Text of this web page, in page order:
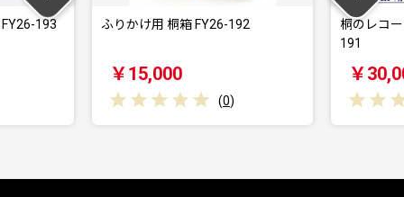
ふりかけ用 桐箱 FY26-192
￥15,000
(0 )
桐のレコードボ
￥30,000